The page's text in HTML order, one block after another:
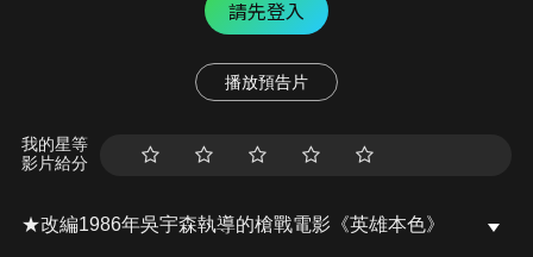
請先登入
播放預告片
我的星等
影片給分
★改編1986年吳宇森執導的槍戰電影《英雄本色》